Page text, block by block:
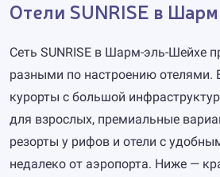
Отели SUNRISE в
Сеть SUNRISE в Шарм-эль-Шейхе
разными по настроению отелями.
курорты с большой
для взрослых, премиальные
резорты у рифов и отели с
недалеко от аэропорта. Ниже —